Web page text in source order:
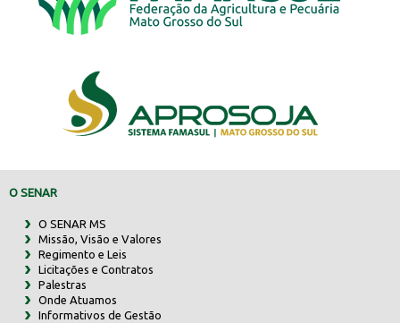
O SENAR
O SENAR MS
Missão, Visão e Valores
Regimento e Leis
Licitações e Contratos
Palestras
Onde Atuamos
Informativos de Gestão